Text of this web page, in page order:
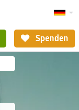
Spenden